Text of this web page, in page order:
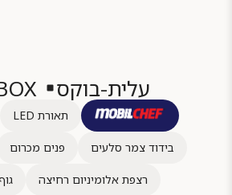
עלית-בוקס
תאורת LED
בידוד צמר סלעים פנים מכרום
רצפת אלומיניום רחיצה